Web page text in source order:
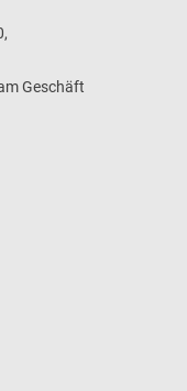
Geschäft